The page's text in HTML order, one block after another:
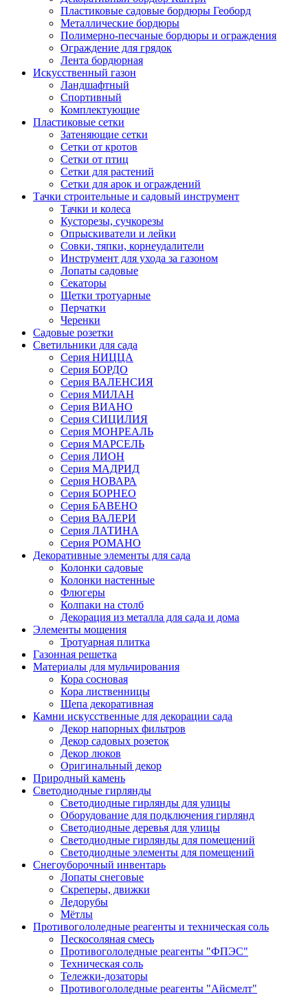
Пластиковые садовые бордюры Геоборд
Металлические бордюры
Полимерно-песчаные бордюры и ограждения
Ограждение для грядок
Лента бордюрная
Искусственный газон
Ландшафтный
Спортивный
Комплектующие
Пластиковые сетки
Затеняющие сетки
Сетки от кротов
Сетки от птиц
Сетки для растений
Сетки для арок и ограждений
Тачки строительные и садовый инструмент
Тачки и колеса
Кусторезы, сучкорезы
Опрыскиватели и лейки
Совки, тяпки, корнеудалители
Инструмент для ухода за газоном
Лопаты садовые
Секаторы
Щетки тротуарные
Перчатки
Черенки
Садовые розетки
Светильники для сада
Серия НИЦЦА
Серия БОРДО
Серия ВАЛЕНСИЯ
Серия МИЛАН
Серия ВИАНО
Серия СИЦИЛИЯ
Серия МОНРЕАЛЬ
Серия МАРСЕЛЬ
Серия ЛИОН
Серия МАДРИД
Серия НОВАРА
Серия БОРНЕО
Серия БАВЕНО
Серия ВАЛЕРИ
Серия ЛАТИНА
Серия РОМАНО
Декоративные элементы для сада
Колонки садовые
Колонки настенные
Флюгеры
Колпаки на столб
Декорация из металла для сада и дома
Элементы мощения
Тротуарная плитка
Газонная решетка
Материалы для мульчирования
Кора сосновая
Кора лиственницы
Щепа декоративная
Камни искусственные для декорации сада
Декор напорных фильтров
Декор садовых розеток
Декор люков
Оригинальный декор
Природный камень
Светодиодные гирлянды
Светодиодные гирлянды для улицы
Оборудование для подключения гирлянд
Светодиодные деревья для улицы
Светодиодные гирлянды для помещений
Светодиодные элементы для помещений
Снегоуборочный инвентарь
Лопаты снеговые
Скреперы, движки
Ледорубы
Мётлы
Противогололедные реагенты и техническая соль
Пескосоляная смесь
Противогололедные реагенты "ФПЭС"
Техническая соль
Тележки-дозаторы
Противогололедные реагенты "Айсмелт"